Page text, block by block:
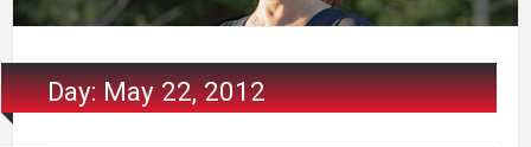
Day:May 22, 2012